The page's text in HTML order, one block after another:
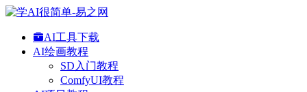
AI工具下载
AI绘画教程
SD入门教程
ComfyUI教程